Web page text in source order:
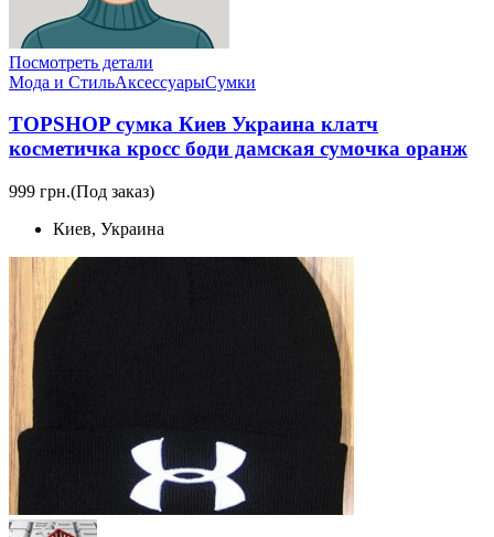
Посмотреть детали
Мода и СтильАксессуарыСумки
TOPSHOP сумка Киев Украина клатч
косметичка кросс боди дамская сумочка оранж
999 грн.(Под заказ)
Киев, Украина